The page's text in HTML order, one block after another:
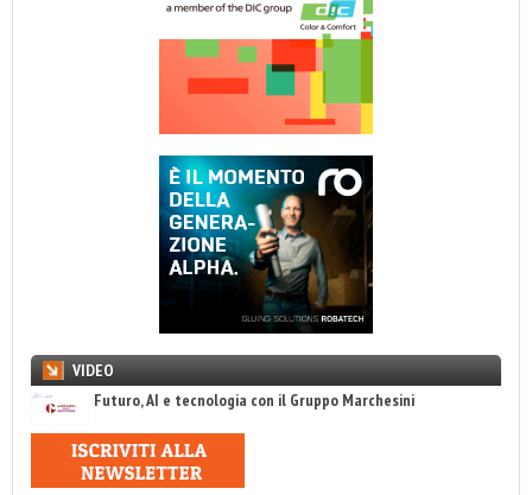
VIDEO
Futuro, AI e tecnologia con il Gruppo Marchesini